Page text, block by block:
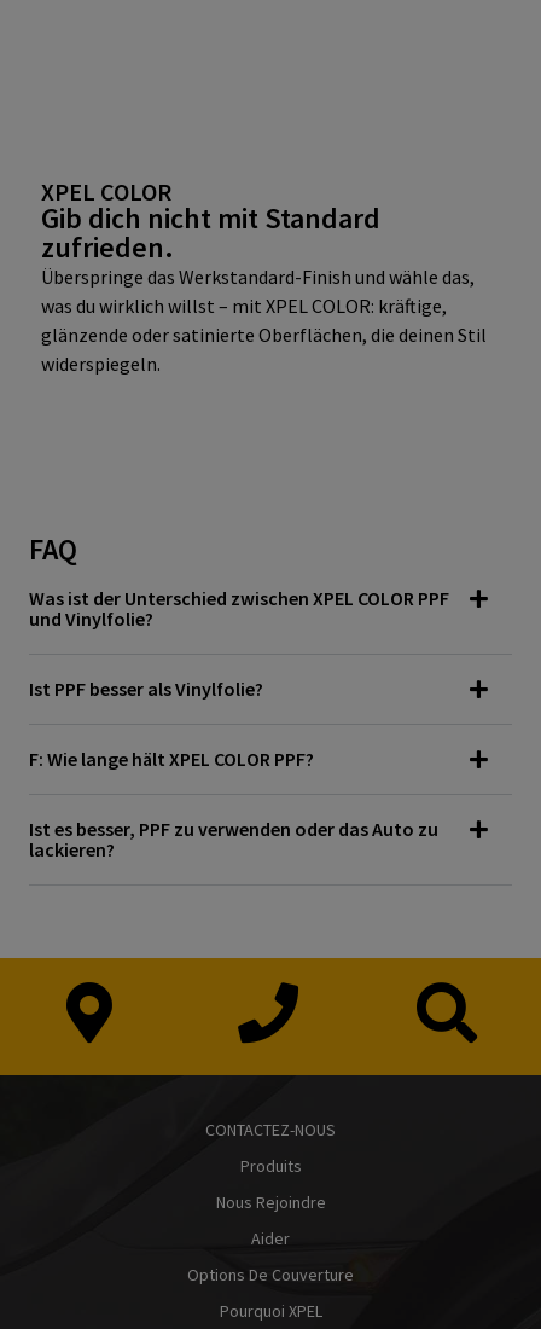
XPEL COLOR
Gib dich nicht mit Standard
zufrieden.
Überspringe das Werkstandard-Finish und wähle das,
was du wirklich willst – mit XPEL COLOR: kräftige,
glänzende oder satinierte Oberflächen, die deinen Stil
widerspiegeln.
FAQ
Was ist der Unterschied zwischen XPEL COLOR PPF
und Vinylfolie?
Ist PPF besser als Vinylfolie?
F: Wie lange hält XPEL COLOR PPF?
Ist es besser, PPF zu verwenden oder das Auto zu
lackieren?
CONTACTEZ-NOUS
Produits
Nous Rejoindre
Aider
Options De Couverture
Pourquoi XPEL